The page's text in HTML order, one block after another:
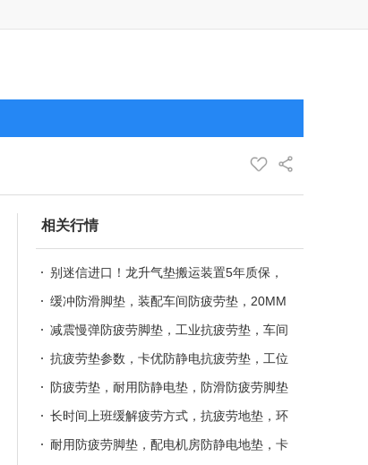
相关行情
别迷信进口！龙升气垫搬运装置5年质保，
省下的钱够买一台备用机
缓冲防滑脚垫，装配车间防疲劳垫，20MM
抗疲劳地垫 汽车防滑脚垫，缓冲防疲劳
垫，卡优环保防静电地垫
减震慢弹防疲劳脚垫，工业抗疲劳垫，车间
环保抗疲劳地垫 记忆回弹防疲劳脚垫，无
味抗疲劳垫
抗疲劳垫参数，卡优防静电抗疲劳垫，工位
缓解疲劳垫 慢回弹防疲劳脚垫,耐用抗疲劳
地垫
防疲劳垫，耐用防静电垫，防滑防疲劳脚垫
环保防静电防疲劳脚垫,卡优抗疲劳地垫，
缓解疲劳垫
长时间上班缓解疲劳方式，抗疲劳地垫，环
保防静电桌垫 机房缓解疲劳脚垫，重负上
耐用防疲劳脚垫，配电机房防静电地垫，卡